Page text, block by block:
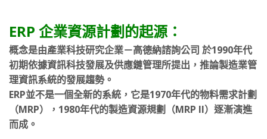
ERP 企業資源計劃的起源：
概念是由產業科技研究企業－高德納諮詢公司 於1990年代
初期依據資訊科技發展及供應鏈管理所提出，推論製造業管
理資訊系統的發展趨勢。
ERP並不是一個全新的系統，它是1970年代的物料需求計劃
（MRP），1980年代的製造資源規劃（MRP II）逐漸演進
而成。